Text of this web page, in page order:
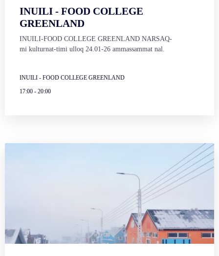
INUILI - FOOD COLLEGE
GREENLAND
INUILI-FOOD COLLEGE GREENLAND NARSAQ-
mi kulturnat-timi ulloq 24.01-26 ammassammat nal.
INUILI - FOOD COLLEGE GREENLAND
17:00 - 20:00